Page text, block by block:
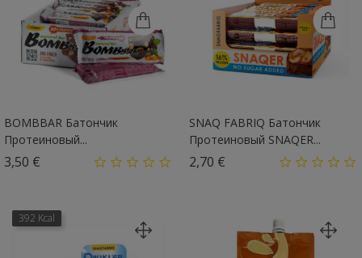
BOMBBAR Батончик
Протеиновый...
3,50 €
SNAQ FABRIQ Батончик
Протеиновый SNAQER...
2,70 €
392 Kcal